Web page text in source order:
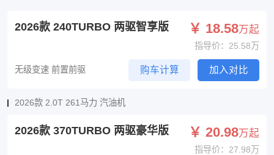
2026款 240TURBO 两驱智享版 ￥ 18.58万起
指导价：25.58万
无级变速 前置前驱 购车计算 加入对比
2026款 2.0T 261马力 汽油机
2026款 370TURBO 两驱豪华版 ￥ 20.98万起
指导价：27.98万